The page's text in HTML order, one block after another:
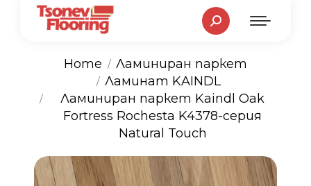
Search:
You are here:
Home
Ламиниран паркет
Ламинат KAINDL
Ламиниран паркет Kaindl Oak
Fortress Rochesta K4378-серия
Natural Touch